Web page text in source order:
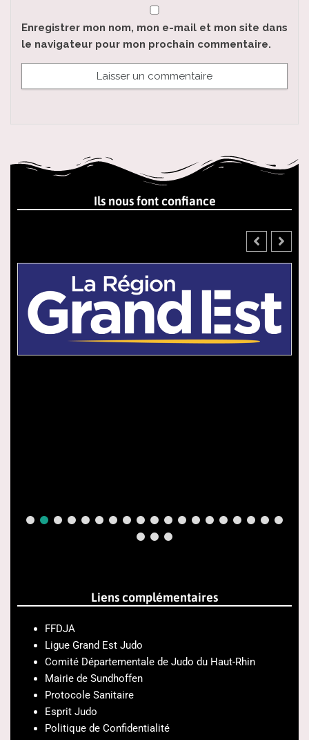
Enregistrer mon nom, mon e-mail et mon site dans
le navigateur pour mon prochain commentaire.
Ils nous font confiance
Liens complémentaires
FFDJA
Ligue Grand Est Judo
Comité Départementale de Judo du Haut-Rhin
Mairie de Sundhoffen
Protocole Sanitaire
Esprit Judo
Politique de Confidentialité